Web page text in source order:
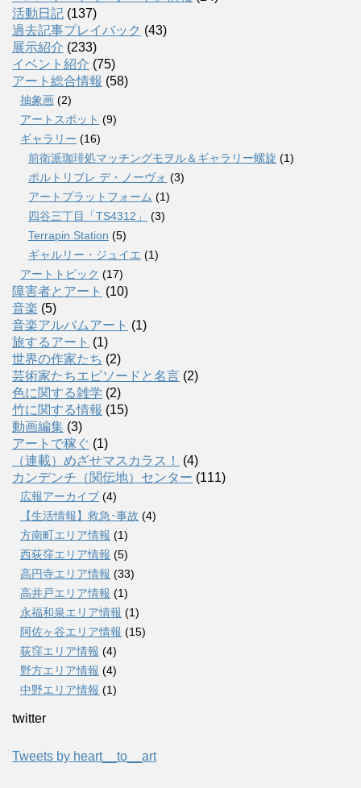
活動日記 (137)
過去記事プレイバック (43)
展示紹介 (233)
イベント紹介 (75)
アート総合情報 (58)
抽象画 (2)
アートスポット (9)
ギャラリー (16)
前衛派珈琲処マッチングモヲル＆ギャラリー螺旋 (1)
ポルトリブレ デ・ノーヴォ (3)
アートプラットフォーム (1)
四谷三丁目「TS4312」
(3)
Terrapin Station (5)
ギャルリー・ジュイエ (1)
アートトピック (17)
障害者とアート (10)
音楽 (5)
音楽アルバムアート (1)
旅するアート (1)
世界の作家たち (2)
芸術家たちエピソードと名言 (2)
色に関する雑学 (2)
竹に関する情報 (15)
動画編集 (3)
アートで稼ぐ (1)
（連載）めざせマスカラス！
(4)
カンデンチ（関伝地）センター (111)
広報アーカイブ (4)
【生活情報】救急･事故 (4)
方南町エリア情報 (1)
西荻窪エリア情報 (5)
高円寺エリア情報 (33)
高井戸エリア情報 (1)
永福和泉エリア情報 (1)
阿佐ヶ谷エリア情報 (15)
荻窪エリア情報 (4)
野方エリア情報 (4)
中野エリア情報 (1)
twitter
Tweets by heart__to__art